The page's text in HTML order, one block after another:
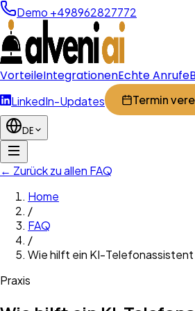
Demo +498962827772
VorteileIntegrationenEchte Anrufe
LinkedIn-Updates Termin
DE
← Zurück zu allen FAQ
Home
/
FAQ
/
Wie hilft ein KI-
Praxis